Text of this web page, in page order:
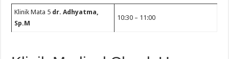
Klinik Mata 5 dr. Adhyatma,
Sp.M
10:30 – 11:00